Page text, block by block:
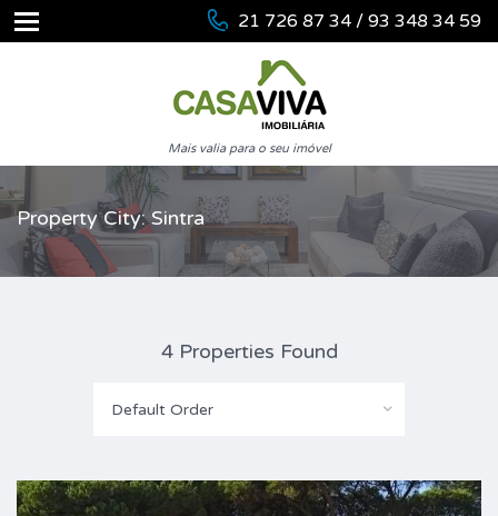
21 726 87 34 / 93 348 34 59
Mais valia para o seu imóvel
Property City: Sintra
4 Properties Found
Default Order